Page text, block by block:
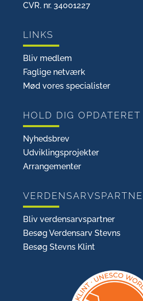
CVR. nr. 34001227
LINKS
Bliv medlem
Faglige netværk
Mød vores specialister
HOLD DIG OPDATERET
Nyhedsbrev
Udviklingsprojekter
Arrangementer
Bliv verdensarvspartner
Besøg Verdensarv Stevns
Besøg Stevns Klint